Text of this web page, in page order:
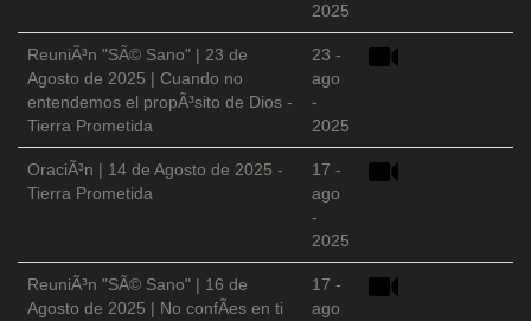
2025
ReuniÃ³n "SÃ© Sano" | 23 de
Agosto de 2025 | Cuando no
entendemos el propÃ³sito de Dios -
Tierra Prometida
23 -
ago
-
2025
OraciÃ³n | 14 de Agosto de 2025 -
Tierra Prometida
17 -
ago
-
2025
ReuniÃ³n "SÃ© Sano" | 16 de
Agosto de 2025 | No confÃ­es en ti
17 -
ago